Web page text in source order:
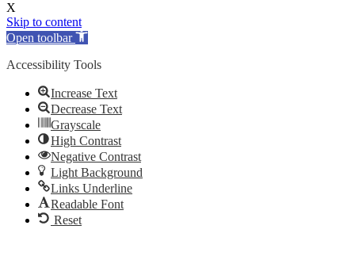
X
Skip to content
Open toolbar
Accessibility Tools
Increase Text
Decrease Text
Grayscale
High Contrast
Negative Contrast
Light Background
Links Underline
Readable Font
Reset